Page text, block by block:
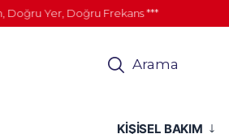
Yer, Doğru Frekans ***
Arama
KİŞİSEL BAKIM